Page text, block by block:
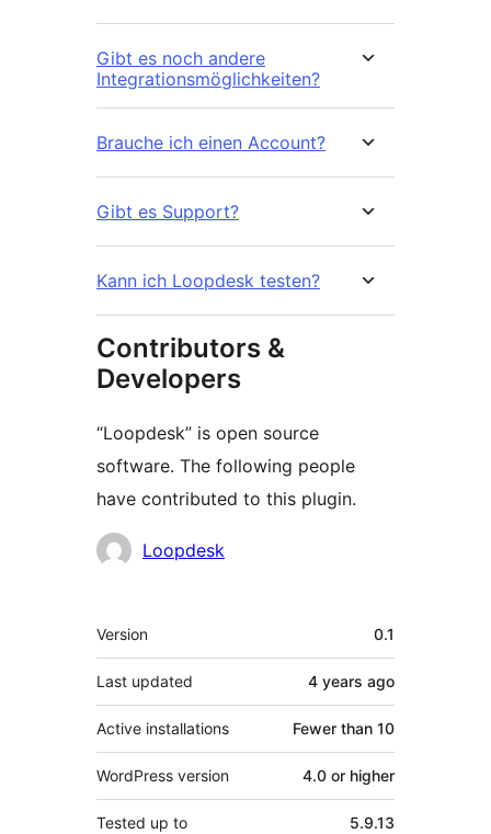
Gibt es noch andere
Integrationsmöglichkeiten?
Brauche ich einen Account?
Gibt es Support?
Kann ich Loopdesk testen?
Contributors &
Developers
“Loopdesk” is open source
software. The following people
have contributed to this plugin.
Contributors
Loopdesk
Meta
Version 0.1
Last updated 4 years ago
Active installations Fewer than 10
WordPress version 4.0 or higher
Tested up to 5.9.13